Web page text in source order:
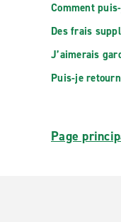
Comment
Des frais
J’aimerais
Puis-je
Page